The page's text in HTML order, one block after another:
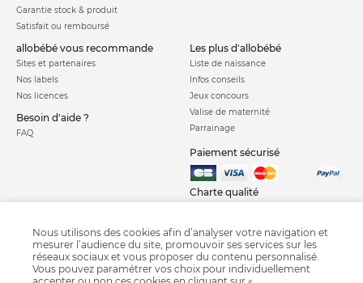
Garantie stock & produit
Satisfait ou remboursé
allobébé vous recommande
Sites et partenaires
Nos labels
Nos licences
Besoin d'aide ?
FAQ
les plus d'allobébé
Liste de naissance
Infos conseils
Jeux concours
Valise de maternité
Parrainage
Paiement sécurisé
Charte qualité
Nous utilisons des cookies afin d’analyser votre navigation et
mesurer l’audience du site, promouvoir ses services sur les
réseaux sociaux et vous proposer du contenu personnalisé.
Vous pouvez paramétrer vos choix pour individuellement